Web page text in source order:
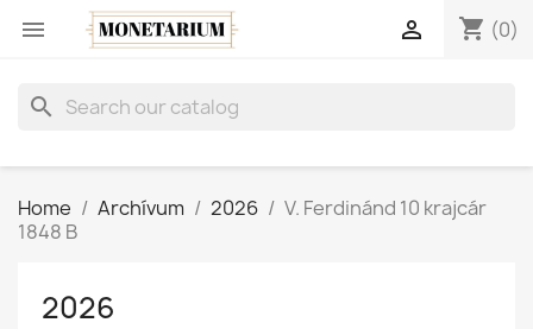
 shopping_cart (0)

search
Home Archívum 2026
V. Ferdinánd 10 krajcár
1848 B
2026